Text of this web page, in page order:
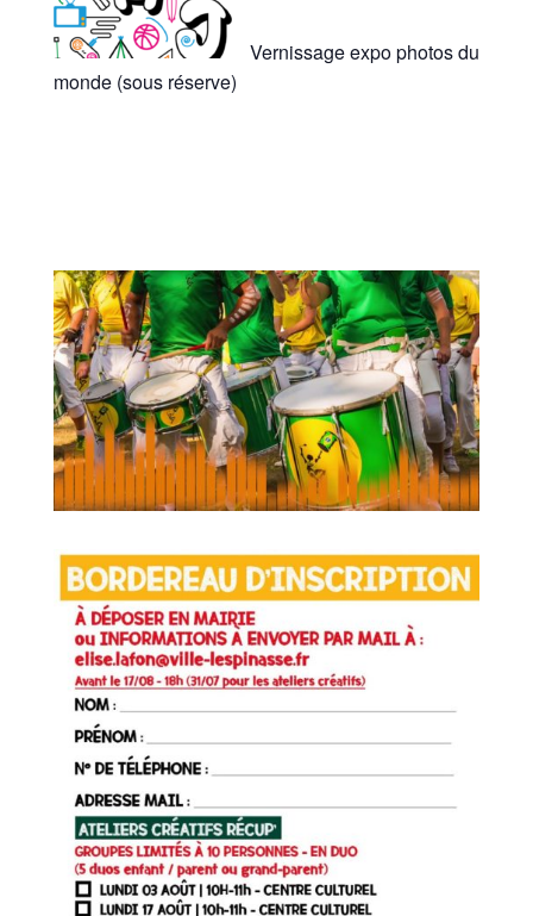
Vernissage expo photos du
monde (sous réserve)